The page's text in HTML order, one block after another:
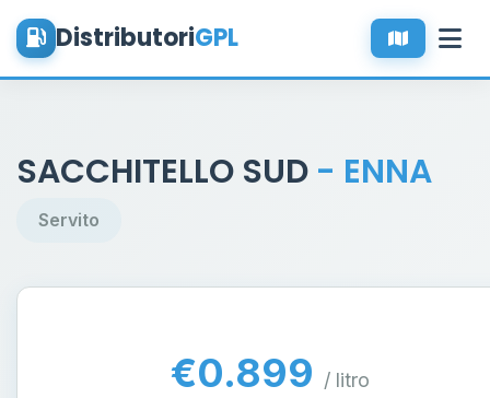
DistributoriGPL
SACCHITELLO SUD - ENNA
Servito
€0.899 / litro